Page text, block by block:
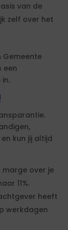
van de
zelf over het
Gemeente
een
kun jij altijd
marge over je
11%.
heeft
werkdagen